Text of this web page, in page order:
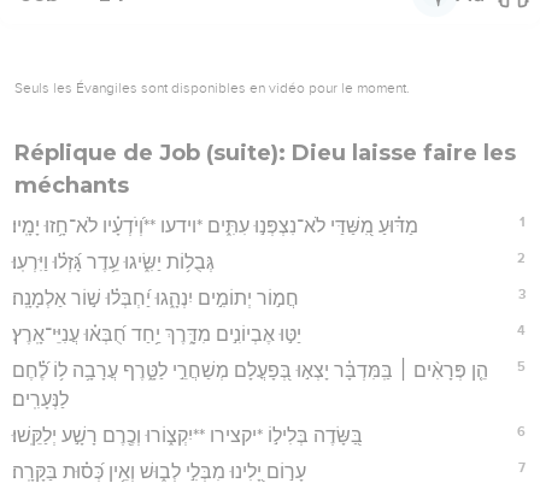
Seuls les Évangiles sont disponibles en vidéo pour le moment.
Réplique de Job (suite): Dieu laisse faire les
méchants
1 מַדּ֗וּעַ מִ֭שַּׁדַּי לֹא־נִצְפְּנ֣וּ עִתִּ֑ים *וידעו **וְ֝יֹדְעָ֗יו לֹא־חָ֥זוּ יָמָֽיו׃
2 גְּבֻל֥וֹת יַשִּׂ֑יגוּ עֵ֥דֶר גָּ֝זְל֗וּ וַיִּרְעֽוּ׃
3 חֲמ֣וֹר יְתוֹמִ֣ים יִנְהָ֑גוּ יַ֝חְבְּל֗וּ שׁ֣וֹר אַלְמָנָֽה׃
4 יַטּ֣וּ אֶבְיוֹנִ֣ים מִדָּ֑רֶךְ יַ֥חַד חֻ֝בְּא֗וּ עֲנִיֵּי־אָֽרֶץ׃
5
הֵ֤ן פְּרָאִ֨ים ׀ בַּֽמִּדְבָּ֗ר יָצְא֣וּ בְּ֭פָעֳלָם מְשַׁחֲרֵ֣י לַטָּ֑רֶף עֲרָבָ֥ה ל֥וֹ לֶ֝֗חֶם
לַנְּעָרִֽים׃
6 בַּ֭שָּׂדֶה בְּלִיל֣וֹ *יקצירו **יִקְצ֑וֹרוּ וְכֶ֖רֶם רָשָׁ֣ע יְלַקֵּֽשׁוּ׃
7 עָר֣וֹם יָ֭לִינוּ מִבְּלִ֣י לְב֑וּשׁ וְאֵ֥ין כְּ֝ס֗וּת בַּקָּרָֽה׃